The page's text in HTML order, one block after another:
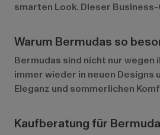
smarten Look. Dieser
Warum Bermudas so
Bermudas sind nicht nur
immer wieder in neuen
Eleganz und sommerlichen
Kaufberatung für